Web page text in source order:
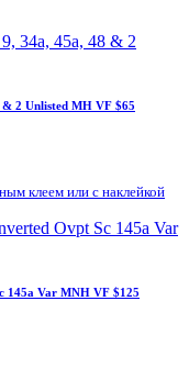
2 Unlisted MH VF $65
клеем или с наклейкой
145a Var MNH VF $125